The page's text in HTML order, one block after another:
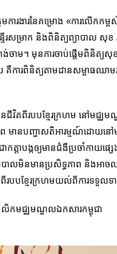
រងារនៃគម្រោង «ការលើកកម្
សម្រាក ​និងពិនិត្យព្យាបាល សុ
ម។ មុនការចាប់ផ្តើមពិនិត្យ
គឺការពិនិត្យតាមដានសម្ពាធ
ជីវិតពីរបបខ្មែរក្រហម នៅមជ្
ានបញ្ហាសតិអារម្មណ៍ដោយនៅម
ត្តាបង្កឲ្យមានជំងឺប្រចាំកាយ
ព្យាបាលមិនមានប្រសិទ្ធភាព និ
តពីរបបខ្មែរក្រហមយល់ពីការទ
កមជ្ឈមណ្ឌលឯកសារកម្ពុជា